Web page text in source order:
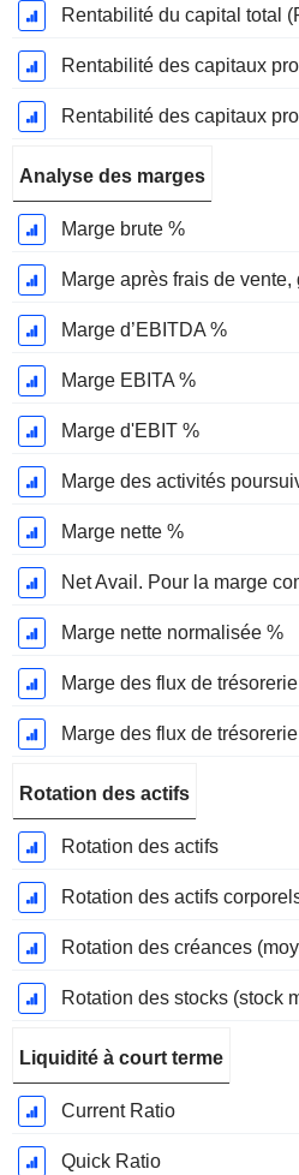
Rentabilité du capital total
Rentabilité des capitaux
Rentabilité des capitaux
Analyse des marges
Marge brute %
Marge d’EBITDA %
Marge EBITA %
Marge d'EBIT %
Marge des activités
Marge nette %
Net Avail. Pour la marge
Marge nette normalisée %
Rotation des actifs
Rotation des actifs
Rotation des actifs
Rotation des créances
Rotation des stocks (stock
Liquidité à court terme
Current Ratio
Quick Ratio